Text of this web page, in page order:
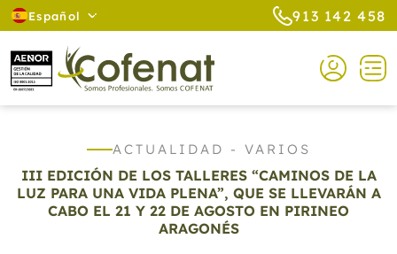
Español 913 142 458
ACTUALIDAD - VARIOS
III EDICIÓN DE LOS TALLERES “CAMINOS DE LA
LUZ PARA UNA VIDA PLENA”, QUE SE LLEVARÁN A
CABO EL 21 Y 22 DE AGOSTO EN PIRINEO
ARAGONÉS